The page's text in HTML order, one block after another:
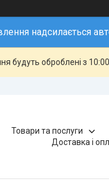
надсилається
будуть оброблені з
Товари та послуги
Доставка і